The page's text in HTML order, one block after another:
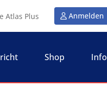
Atlas Plus Anmelden
Shop Info